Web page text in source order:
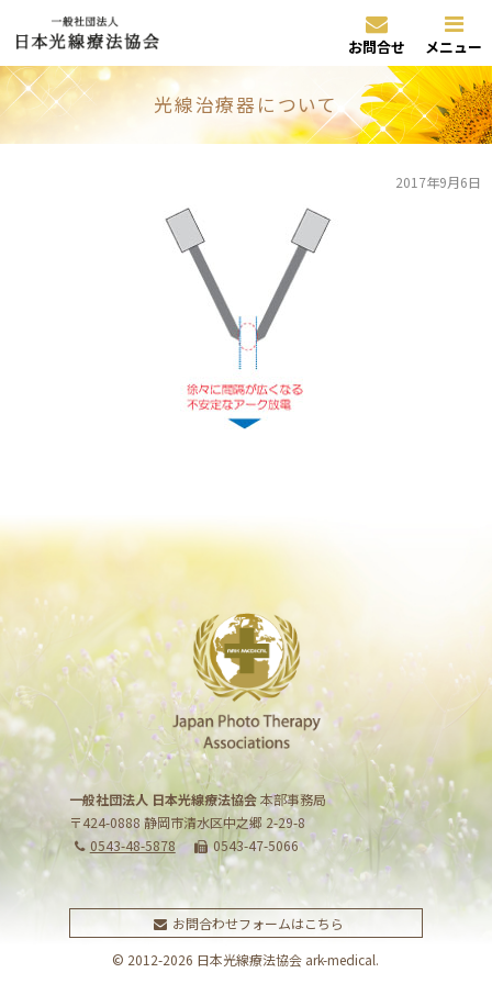
メニュー
お問合せ
光線治療器について
2017年9月6日
一般社団法人 日本光線療法協会本部事務局
〒424-0888 静岡市清水区中之郷 2-29-8
0543-48-5878
0543-47-5066
お問合わせフォームはこちら
© 2012-2026 日本光線療法協会 ark-medical.